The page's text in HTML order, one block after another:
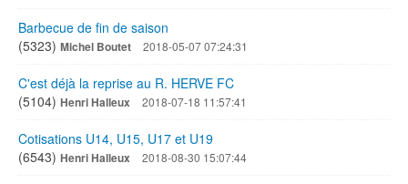
Barbecue de fin de saison
(5323) Michel Boutet 2018-05-07 07:24:31
C'est déjà la reprise au R. HERVE FC
(5104) Henri Halleux 2018-07-18 11:57:41
Cotisations U14, U15, U17 et U19
(6543) Henri Halleux 2018-08-30 15:07:44